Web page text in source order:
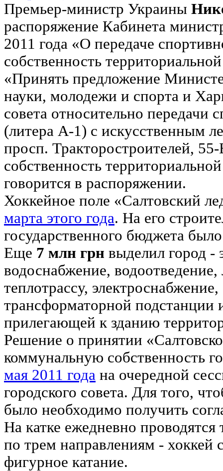
Премьер-министр Украины
распоряжение Кабинета
2011 года «О передаче
собственность
«Принять предложение
науки, молодежи и спорта и
совета относительно передачи
(литера А-1) с искусственным
просп. Тракторостроителей,
собственность
говорится в распоряжении.
Хоккейное поле «Салтовский
марта этого года. На его
государственного бюджета
Еще 7 млн грн выделил город -
водоснабжение,
теплотрассу,
трансформаторной подстанции
прилегающей к зданию
Решение о принятии
коммунальную собственность
мая 2011 года на очередной
городского совета. Для того,
было необходимо получить
На катке ежедневно
по трем направлениям -
фигурное катание.